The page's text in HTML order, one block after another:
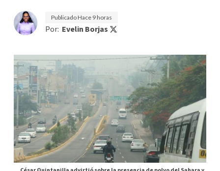
PublicadoHace 9 horas
Por: Evelin Borjas